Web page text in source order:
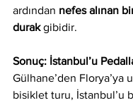
ardından nefes alınan
durak gibidir.
Sonuç: İstanbul’u
Gülhane’den Florya’ya
bisiklet turu, İstanbul’u